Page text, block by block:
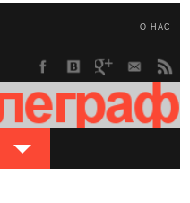
О НАС